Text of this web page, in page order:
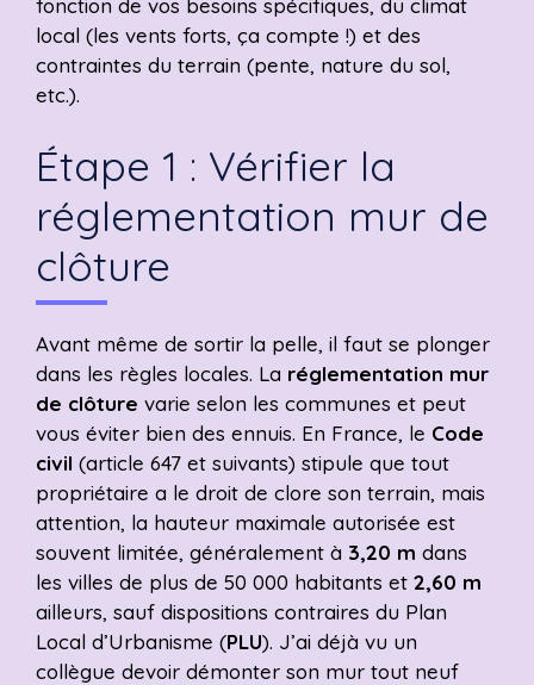
fonction de vos besoins spécifiques, du climat
local (les vents forts, ça compte !) et des
contraintes du terrain (pente, nature du sol,
etc.).
Étape 1 : Vérifier la
réglementation mur de
clôture
Avant même de sortir la pelle, il faut se plonger
dans les règles locales. La réglementation mur
de clôture varie selon les communes et peut
vous éviter bien des ennuis. En France, le Code
civil (article 647 et suivants) stipule que tout
propriétaire a le droit de clore son terrain, mais
attention, la hauteur maximale autorisée est
souvent limitée, généralement à 3,20 m dans
les villes de plus de 50 000 habitants et 2,60 m
ailleurs, sauf dispositions contraires du Plan
Local d’Urbanisme (PLU). J’ai déjà vu un
collègue devoir démonter son mur tout neuf